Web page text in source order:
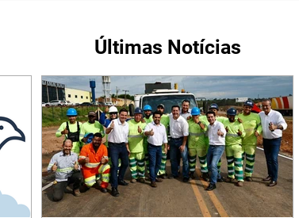
Últimas Notícias